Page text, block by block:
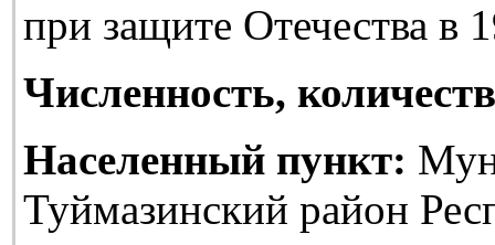
при защите Отечества в
Численность,
Населенный пункт:
Туймазинский район